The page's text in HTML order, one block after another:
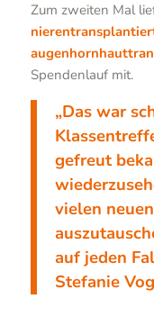
Zum zweiten Mal
Spendenlauf mit.
„Das war
gefreut
vielen
auf jeden
Stefanie